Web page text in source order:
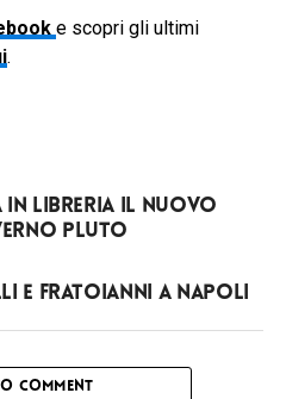
e scopri gli ultimi
.
in libreria il nuovo
Pluto
e Fratoianni a Napoli
COMMENT